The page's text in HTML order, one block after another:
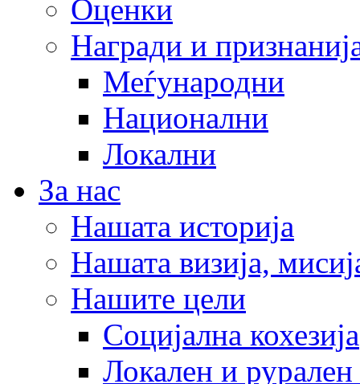
Оценки
Награди и
Меѓународни
Национални
Локални
За нас
Нашата историја
Нашата визија,
Нашите цели
Социјална кохезија
Локален и рурален